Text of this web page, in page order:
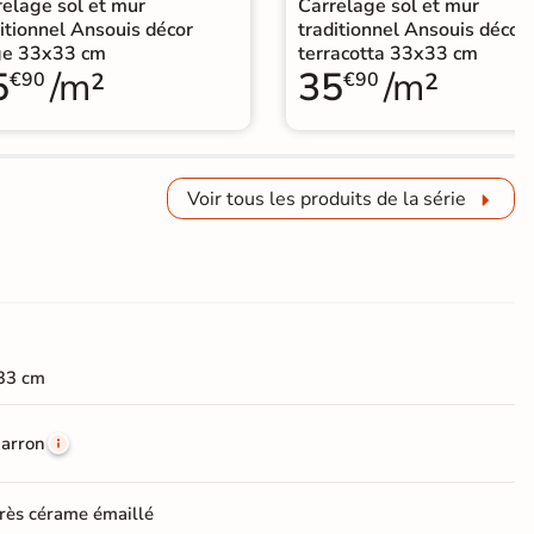
sol et mur
Ansouis décor
33x33 cm
€90 /m²
Carrelage sol et mur
traditionnel Ansouis décor
terracotta 33x33 cm
35€90 /m²
Voir tous les produits de la série
cm
cérame émaillé